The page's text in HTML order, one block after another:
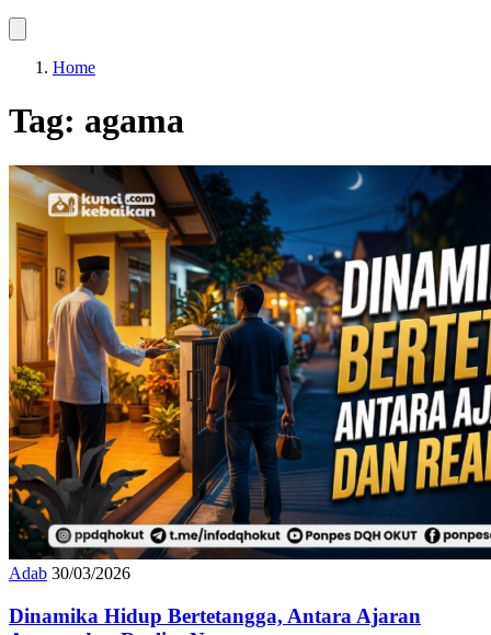
Home
Tag: agama
Adab 30/03/2026
Dinamika Hidup Bertetangga, Antara Ajaran